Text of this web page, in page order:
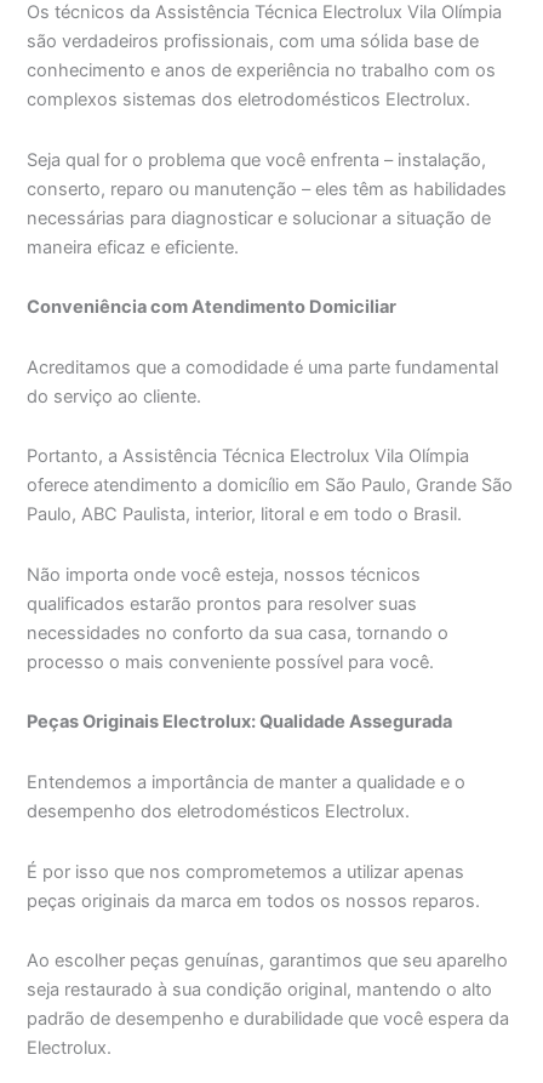
Os técnicos da Assistência Técnica Electrolux Vila Olímpia
são verdadeiros profissionais, com uma sólida base de
conhecimento e anos de experiência no trabalho com os
complexos sistemas dos eletrodomésticos Electrolux.
Seja qual for o problema que você enfrenta – instalação,
conserto, reparo ou manutenção – eles têm as habilidades
necessárias para diagnosticar e solucionar a situação de
maneira eficaz e eficiente.
Conveniência com Atendimento Domiciliar
Acreditamos que a comodidade é uma parte fundamental
do serviço ao cliente.
Portanto, a Assistência Técnica Electrolux Vila Olímpia
oferece atendimento a domicílio em São Paulo, Grande São
Paulo, ABC Paulista, interior, litoral e em todo o Brasil.
Não importa onde você esteja, nossos técnicos
qualificados estarão prontos para resolver suas
necessidades no conforto da sua casa, tornando o
processo o mais conveniente possível para você.
Peças Originais Electrolux: Qualidade Assegurada
Entendemos a importância de manter a qualidade e o
desempenho dos eletrodomésticos Electrolux.
É por isso que nos comprometemos a utilizar apenas
peças originais da marca em todos os nossos reparos.
Ao escolher peças genuínas, garantimos que seu aparelho
seja restaurado à sua condição original, mantendo o alto
padrão de desempenho e durabilidade que você espera da
Electrolux.